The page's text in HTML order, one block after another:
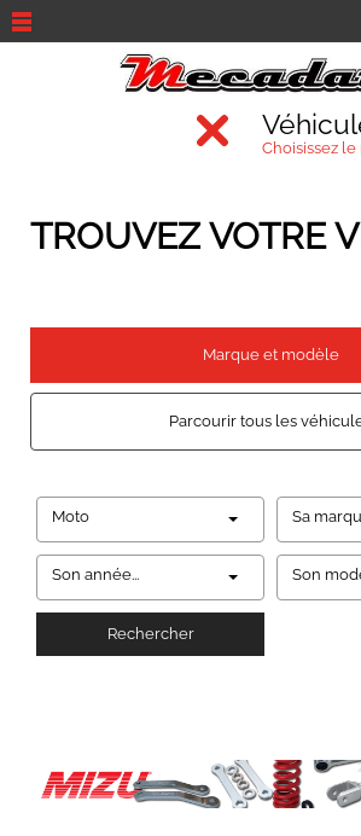
Choisissez
TROUVEZ VOTRE
Marque et modèle
Parcourir tous les
Moto Sa
Son année... Son
Rechercher